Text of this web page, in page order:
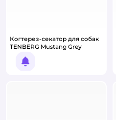
Когтерез-секатор для собак
TENBERG Mustang Grey
Уведомить о появлении